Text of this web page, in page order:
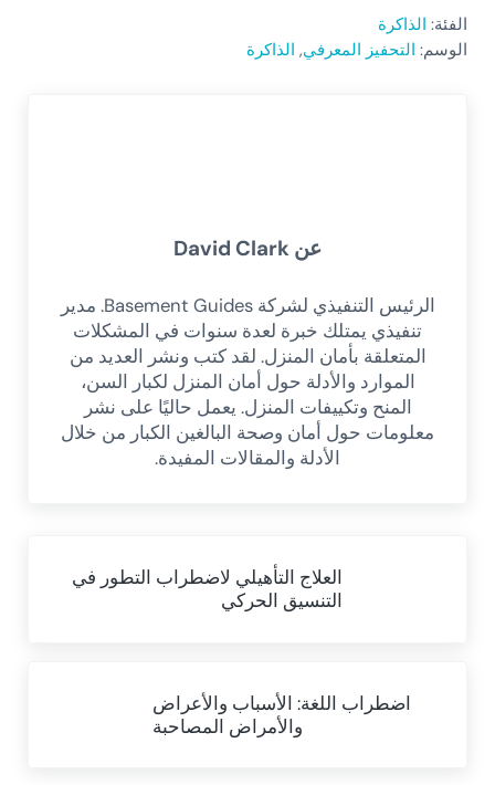
الفئة: الذاكرة
الوسم: التحفيز المعرفي, الذاكرة
عن David Clark
الرئيس التنفيذي لشركة Basement Guides. مدير
تنفيذي يمتلك خبرة لعدة سنوات في المشكلات
المتعلقة بأمان المنزل. لقد كتب ونشر العديد من
الموارد والأدلة حول أمان المنزل لكبار السن،
المنح وتكييفات المنزل. يعمل حاليًا على نشر
معلومات حول أمان وصحة البالغين الكبار من خلال
الأدلة والمقالات المفيدة.
العلاج التأهيلي لاضطراب التطور في
التنسيق الحركي
اضطراب اللغة: الأسباب والأعراض
والأمراض المصاحبة